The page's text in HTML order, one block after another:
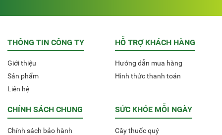
THÔNG TIN CÔNG TY
Giới thiệu
Sản phẩm
Liên hệ
HỖ TRỢ KHÁCH HÀNG
Hướng dẫn mua hàng
Hình thức thanh toán
CHÍNH SÁCH CHUNG
Chính sách bảo hành
SỨC KHỎE MỖI NGÀY
Cây thuốc quý